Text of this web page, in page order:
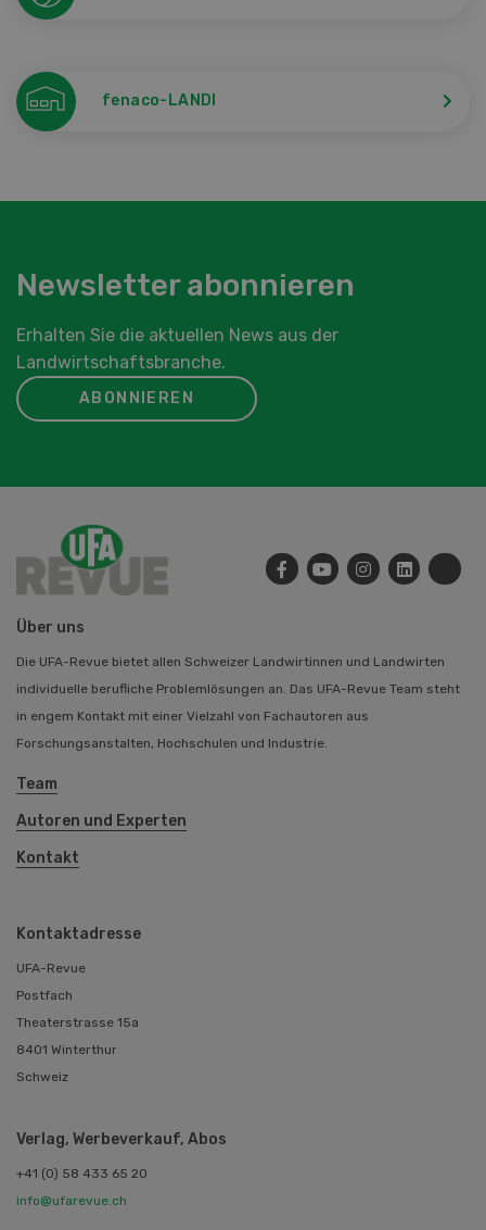
fenaco-LANDI
Newsletter abonnieren
Erhalten Sie die aktuellen News aus der
Landwirtschaftsbranche.
ABONNIEREN
Über uns
Die UFA-Revue bietet allen Schweizer Landwirtinnen und Landwirten
individuelle berufliche Problemlösungen an. Das UFA-Revue Team steht
in engem Kontakt mit einer Vielzahl von Fachautoren aus
Forschungsanstalten, Hochschulen und Industrie.
Team
Autoren und Experten
Kontakt
Kontaktadresse
UFA-Revue
Postfach
Theaterstrasse 15a
8401 Winterthur
Schweiz
Verlag, Werbeverkauf, Abos
+41 (0) 58 433 65 20
info@ufarevue.ch